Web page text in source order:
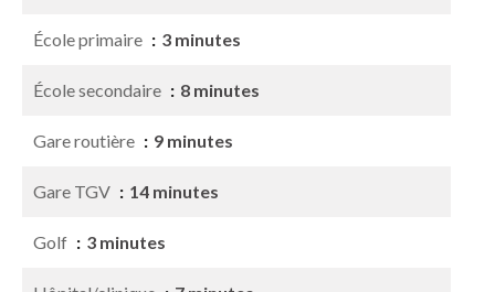
École primaire 3 minutes
École secondaire 8 minutes
Gare routière 9 minutes
Gare TGV 14 minutes
Golf 3 minutes